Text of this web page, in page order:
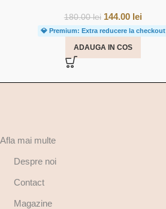
180.00lei 144.00 lei
💎 Premium: Extra reducere la checkout
ADAUGA IN COS
Afla mai multe
Despre noi
Contact
Magazine